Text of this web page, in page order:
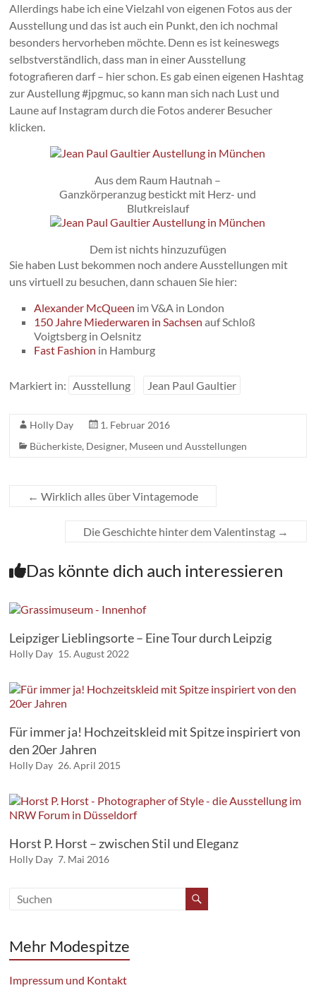
Allerdings habe ich eine Vielzahl von eigenen Fotos aus der
Ausstellung und das ist auch ein Punkt, den ich nochmal
besonders hervorheben möchte. Denn es ist keineswegs
selbstverständlich, dass man in einer Ausstellung
fotografieren darf – hier schon. Es gab einen eigenen Hashtag
zur Austellung #jpgmuc, so kann man sich nach Lust und
Laune auf Instagram durch die Fotos anderer Besucher
klicken.
Aus dem Raum Hautnah –
Ganzkörperanzug bestickt mit Herz- und
Blutkreislauf
Dem ist nichts hinzuzufügen
Sie haben Lust bekommen noch andere Ausstellungen mit
uns virtuell zu besuchen, dann schauen Sie hier:
Alexander McQueen im V&A in London
150 Jahre Miederwaren in Sachsenauf Schloß
Voigtsberg in Oelsnitz
Fast Fashion in Hamburg
Markiert in: Ausstellung Jean Paul Gaultier
Holly Day
1. Februar 2016
Bücherkiste, Designer, Museen und Ausstellungen
← Wirklich alles über Vintagemode
Die Geschichte hinter dem Valentinstag →
Das könnte dich auch interessieren
Leipziger Lieblingsorte – Eine Tour durch Leipzig
Holly Day 15. August 2022
Für immer ja! Hochzeitskleid mit Spitze inspiriert von
den 20er Jahren
Holly Day 26. April 2015
Horst P. Horst – zwischen Stil und Eleganz
Holly Day 7. Mai 2016
Mehr Modespitze
Impressum und Kontakt